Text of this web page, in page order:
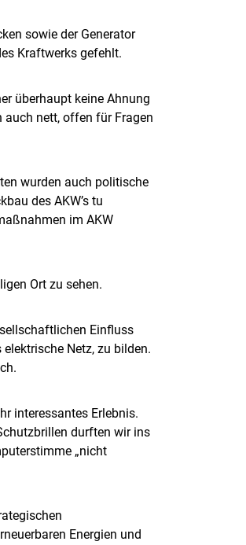
sowie der Generator
Kraftwerks gefehlt.
überhaupt keine Ahnung
auch nett, offen für Fragen
wurden auch politische
des AKW’s tu
im AKW
Ort zu sehen.
Einfluss
Netz, zu bilden.
interessantes Erlebnis.
durften wir ins
„nicht
Energien und